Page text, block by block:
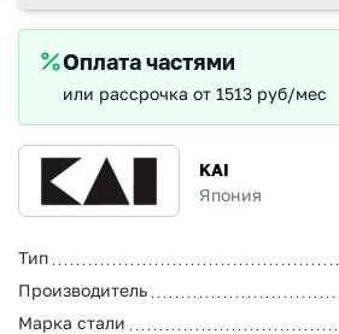
KAI
Япония
Тип
Производитель
Марка стали
Оплата частями
или рассрочка от 1513 руб/мес